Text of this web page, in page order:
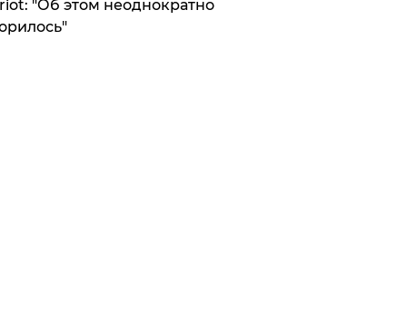
"Об этом неоднократно